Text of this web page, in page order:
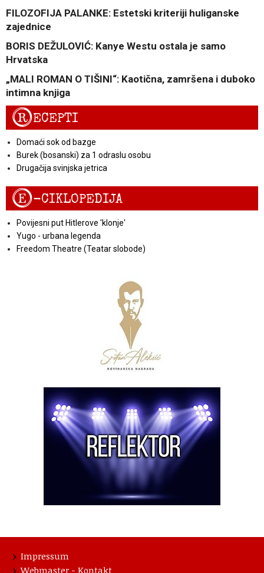
FILOZOFIJA PALANKE: Estetski kriteriji huliganske
zajednice
BORIS DEŽULOVIĆ: Kanye Westu ostala je samo
Hrvatska
„MALI ROMAN O TIŠINI“: Kaotična, zamršena i duboko
intimna knjiga
RECEPTI
Domaći sok od bazge
Burek (bosanski) za 1 odraslu osobu
Drugačija svinjska jetrica
E-CIKLOPEDIJA
Povijesni put Hitlerove 'klonje'
Yugo - urbana legenda
Freedom Theatre (Teatar slobode)
Impressum
Webmaster - Kontakt